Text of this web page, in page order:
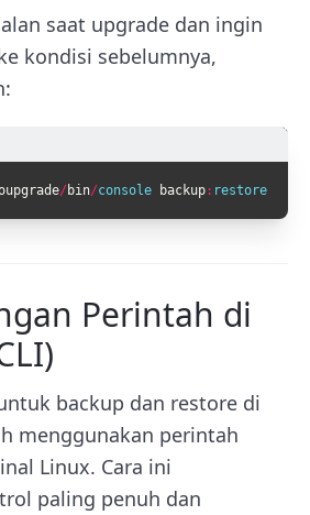
saat upgrade dan ingin
kondisi sebelumnya,
/ bin/console backup: restore
Perintah di
backup dan restore di
menggunakan perintah
Linux. Cara ini
paling penuh dan